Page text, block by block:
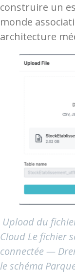
construire un
monde
architecture
Upload du
Cloud Le fichier
connectée —
le schéma